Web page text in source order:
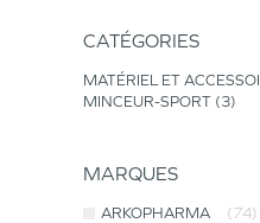
CATÉGORIES
MATÉRIEL ET
MINCEUR-SPORT 3
MARQUES
ARKOPHARMA
(74)